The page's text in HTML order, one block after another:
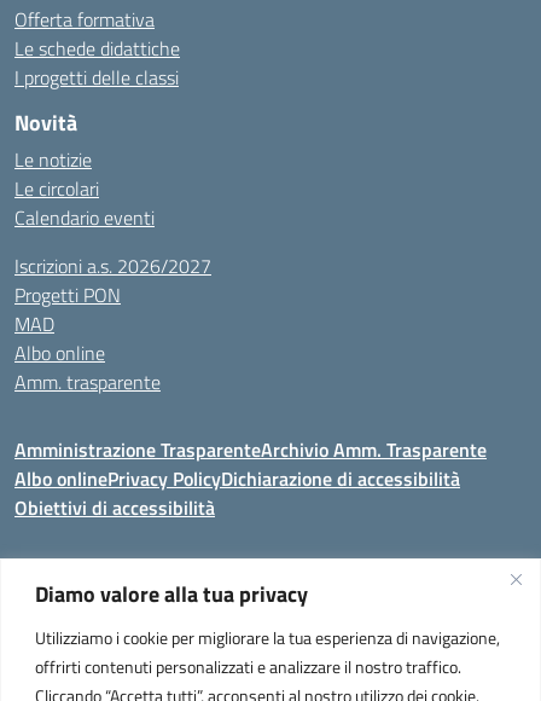
Diamo valore alla tua privacy
Utilizziamo i cookie per migliorare la tua esperienza di navigazione,
offrirti contenuti personalizzati e analizzare il nostro traffico.
Cliccando “Accetta tutti”, acconsenti al nostro utilizzo dei cookie.
Offerta formativa
Le schede didattiche
I progetti delle classi
Novità
Le notizie
Le circolari
Calendario eventi
Iscrizioni a.s. 2026/2027
Progetti PON
MAD
Albo online
Amm. trasparente
Amministrazione TrasparenteArchivio Amm. Trasparente
Albo onlinePrivacy PolicyDichiarazione di accessibilità
Obiettivi di accessibilità
Codice meccanografico:VEIC859007
Istituto Comprensivo di Portogruaro e Fossalta di Portogruaro- Via
Liguria 32, Portogruaro 30026 (VENEZIA)